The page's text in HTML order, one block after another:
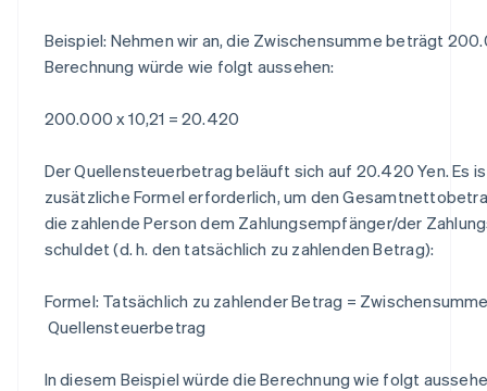
Beispiel: Nehmen wir an, die Zwischensumme beträgt
Berechnung würde wie folgt aussehen:
200.000 x 10,21 = 20.420
Der Quellensteuerbetrag beläuft sich auf 20.420 Yen. Es
zusätzliche Formel erforderlich, um den
die zahlende Person dem Zahlungsempfänger/der
schuldet (d. h. den tatsächlich zu zahlenden Betrag):
Formel: Tatsächlich zu zahlender Betrag =
Quellensteuerbetrag
In diesem Beispiel würde die Berechnung wie folgt